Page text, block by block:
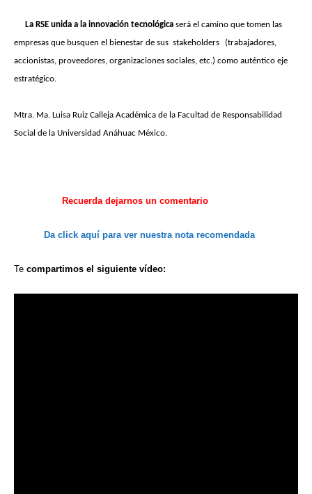
La RSE unida a la innovación tecnológica será el camino que tomen las
empresas que busquen el bienestar de sus stakeholders
(trabajadores,
accionistas, proveedores, organizaciones sociales, etc.) como auténtico eje
estratégico.
Mtra. Ma. Luisa Ruiz Calleja Académica de la Facultad de Responsabilidad
Social de la Universidad Anáhuac México.
Recuerda dejarnos un comentario
Da click aquí para ver nuestra nota recomendada
Te compartimos el siguiente vídeo: